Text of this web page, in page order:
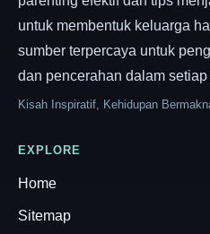
untuk membentuk keluarga
sumber terpercaya untuk
dan pencerahan dalam
Kisah Inspiratif, Kehidupan
EXPLORE
Home
Sitemap